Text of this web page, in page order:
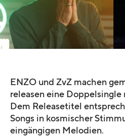
ENZO und ZvZ machen
releasen eine Doppelsingle
Dem Releasetitel
Songs in kosmischer
eingängigen Melodien.